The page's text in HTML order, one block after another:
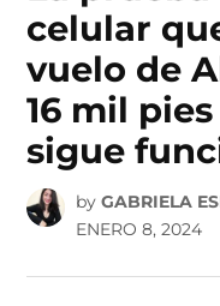
celular
vuelo de
16 mil
sigue
by GABRIELA
ENERO 8, 2024